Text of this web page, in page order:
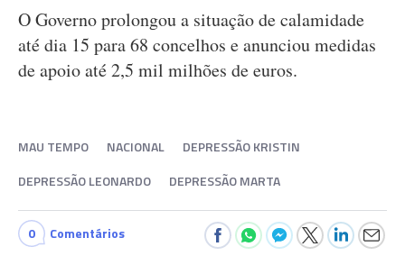
O Governo prolongou a situação de calamidade
até dia 15 para 68 concelhos e anunciou medidas
de apoio até 2,5 mil milhões de euros.
MAU TEMPO NACIONAL
DEPRESSÃO KRISTIN
DEPRESSÃO LEONARDO
DEPRESSÃO MARTA
0 Comentários